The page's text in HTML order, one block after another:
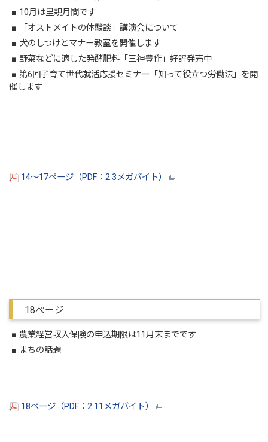
■ 10月は里親月間です
■ 「オストメイトの体験談」講演会について
■ 犬のしつけとマナー教室を開催します
■ 野菜などに適した発酵肥料「三神豊作」好評発売中
■ 第6回子育て世代就活応援セミナー「知って役立つ労働法」を開
催します
14～17ページ（PDF：2.3メガバイト）
18ぺージ
■ 農業経営収入保険の申込期限は11月末までです
■ まちの話題
18ページ（PDF：2.11メガバイト）